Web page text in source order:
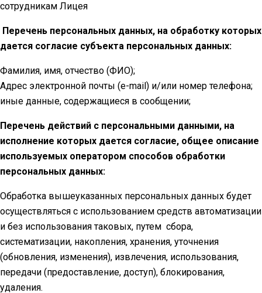
сотрудникам Лицея
Перечень персональных данных, на обработку которых
дается согласие субъекта персональных данных:
Фамилия, имя, отчество (ФИО);
Адрес электронной почты (e-mail) и/или номер телефона;
иные данные, содержащиеся в сообщении;
Перечень действий с персональными данными, на
исполнение которых дается согласие, общее описание
используемых оператором способов обработки
персональных данных:
Обработка вышеуказанных персональных данных будет
осуществляться с использованием средств автоматизации
и без использования таковых, путем сбора,
систематизации, накопления, хранения, уточнения
(обновления, изменения), извлечения, использования,
передачи (предоставление, доступ), блокирования,
удаления.